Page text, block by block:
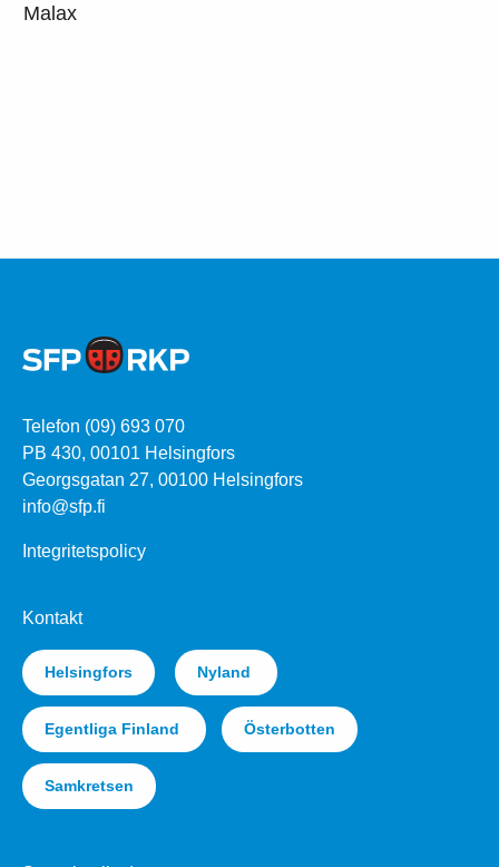
Malax
Telefon (09) 693 070
PB 430, 00101 Helsingfors
Georgsgatan 27, 00100 Helsingfors
info@sfp.fi
Integritetspolicy
Kontakt
Helsingfors Nyland
Egentliga Finland Österbotten
Samkretsen